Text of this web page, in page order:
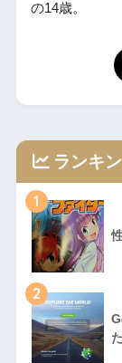
の14歳。
ランキ
1
2